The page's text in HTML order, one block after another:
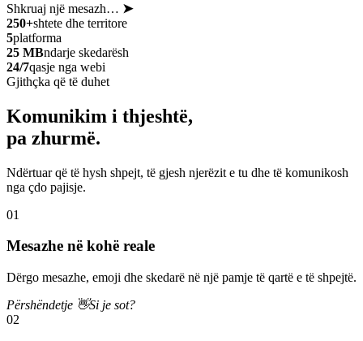
Shkruaj një mesazh… ➤
250+shtete dhe territore
5platforma
25 MBndarje skedarësh
24/7qasje nga webi
Gjithçka që të duhet
Komunikim i thjeshtë,
pa zhurmë.
Ndërtuar që të hysh shpejt, të gjesh njerëzit e tu dhe të komunikosh
nga çdo pajisje.
01
Mesazhe në kohë reale
Dërgo mesazhe, emoji dhe skedarë në një pamje të qartë e të shpejtë.
Përshëndetje 👋Si je sot?
02